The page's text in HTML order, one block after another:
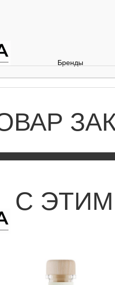
Бренды
С